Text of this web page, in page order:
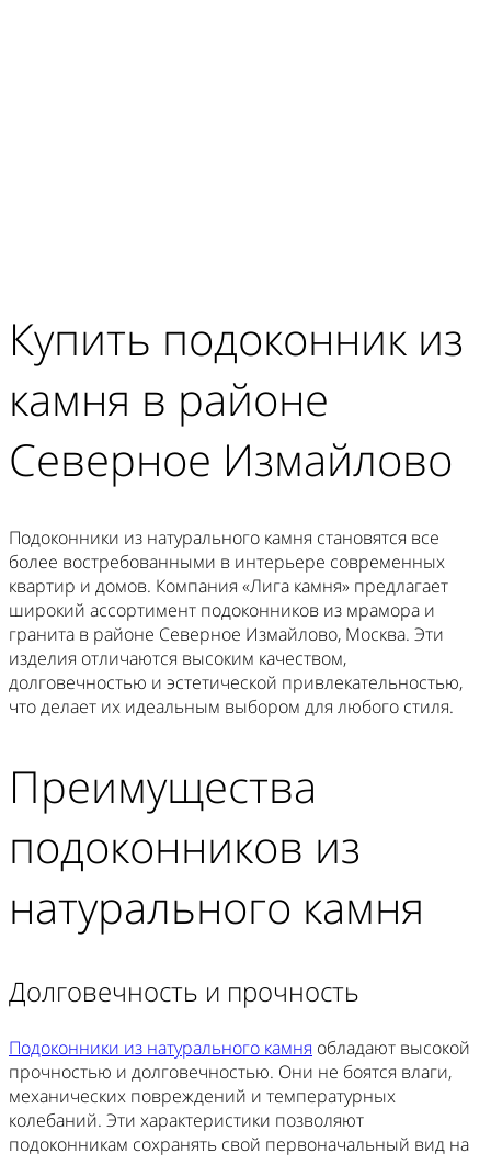
Купить подоконник из
камня в районе
Северное Измайлово
Подоконники из натурального камня становятся все
более востребованными в интерьере современных
квартир и домов. Компания «Лига камня» предлагает
широкий ассортимент подоконников из мрамора и
гранита в районе Северное Измайлово, Москва. Эти
изделия отличаются высоким качеством,
долговечностью и эстетической привлекательностью,
что делает их идеальным выбором для любого стиля.
Преимущества
подоконников из
натурального камня
Долговечность и прочность
Подоконники из натурального камня обладают высокой
прочностью и долговечностью. Они не боятся влаги,
механических повреждений и температурных
колебаний. Эти характеристики позволяют
подоконникам сохранять свой первоначальный вид на